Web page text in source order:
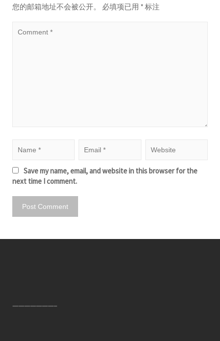
您的邮箱地址不会被公开。 必填项已用 *标注
Save my name, email, and website in this browser for the
next time I comment.
———————–